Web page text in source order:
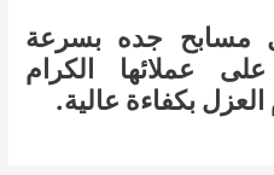
مسابح جده بسرعة
على عملائها الكرام
بكفاءة عالية.